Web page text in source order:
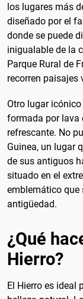
los lugares más
diseñado por el
donde se puede
inigualable de la
Parque Rural de
recorren paisajes
Otro lugar
formada por lava
refrescante. No
Guinea, un lugar
de sus antiguos
situado en el
emblemático que
antigüedad.
¿Qué
Hierro?
El Hierro es ideal